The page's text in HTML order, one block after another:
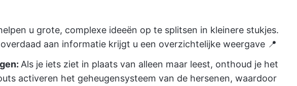
u grote, complexe ideeën op te splitsen in kleinere stukjes.
aan informatie krijgt u een overzichtelijke weergave 📍
Als je iets ziet in plaats van alleen maar leest, onthoud je het
activeren het geheugensysteem van de hersenen, waardoor